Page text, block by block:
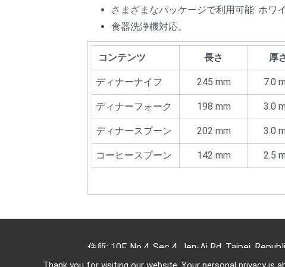
さまざまなパッケージで利用可能: ホワ
食器洗浄機対応。
コンテンツ 長さ 厚
ディナーナイフ 245 mm 7.0
ディナーフォーク 198 mm 3.0
ディナースプーン 202 mm 3.0
コーヒースプーン 142 mm 2.5
住所: 10F, No.4, Sec.4, Jen-Ai Rd, Taipei,